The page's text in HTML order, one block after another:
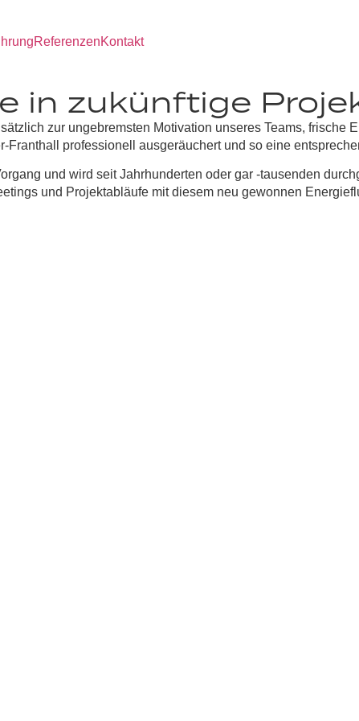
ReferenzenKontakt
in zukünftige
zur ungebremsten Motivation unseres Teams,
professionell ausgeräuchert und so eine
und wird seit Jahrhunderten oder gar -tausenden
und Projektabläufe mit diesem neu gewonnen